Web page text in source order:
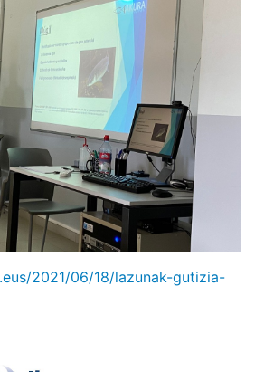
2021/06/18/lazunak-gutizia-